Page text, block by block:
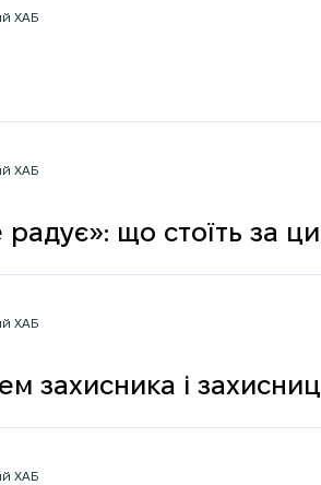
ХАБ
що стоїть за
ХАБ
захисника і
ХАБ
ХАБ